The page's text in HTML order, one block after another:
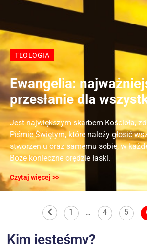
TEOLOGIA
Ewangelia:
przesłanie dla
Jest największym skarbem Kościoła,
Piśmie Świętym, które należy głosić
stworzeniu oraz samemu sobie, w
Boże konieczne orędzie łaski.
Czytaj więcej >>
1 … 4 5
Kim jesteśmy?